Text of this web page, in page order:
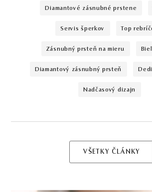
diamantové zásnubné prstene
servis šperkov top
zásnubný prsteň na mieru
diamantový zásnubný prsteň
nadčasový dizajn
VŠETKY ČLÁNKY